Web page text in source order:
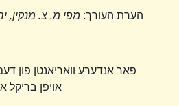
הערת העורך:מפי מ. צ. מנקין,
פאר אנדערע וואריאנטן פון דעם
אויפן בריקל